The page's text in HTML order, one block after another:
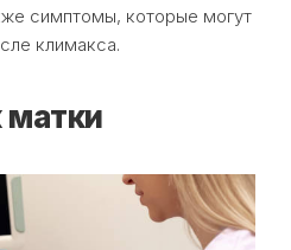
симптомы, которые могут
климакса.
матки